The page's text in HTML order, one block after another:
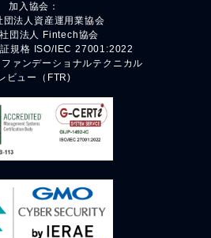
加入協会：
団法人資産運用業協会
社団法人 Fintech協会
証規格 ISO/IEC 27001:2022
ァンデーショナルテクニカル
ビュー（FTR)